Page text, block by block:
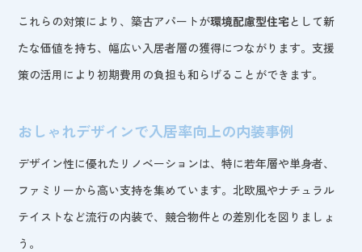
これらの対策により、築古アパートが環境配慮型住宅として新
たな価値を持ち、幅広い入居者層の獲得につながります。支援
策の活用により初期費用の負担も和らげることができます。
おしゃれデザインで入居率向上の内装事例
デザイン性に優れたリノベーションは、特に若年層や単身者、
ファミリーから高い支持を集めています。北欧風やナチュラル
テイストなど流行の内装で、競合物件との差別化を図りましょ
う。